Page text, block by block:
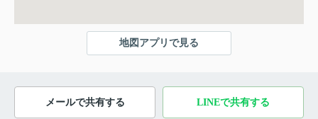
地図アプリで見る
メールで共有する LINEで共有する